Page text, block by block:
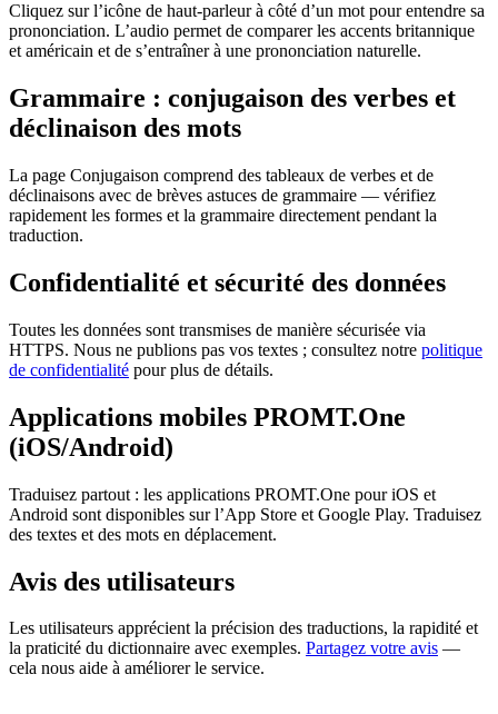
Cliquez sur l’icône de haut-parleur à côté d’un mot pour entendre sa
prononciation. L’audio permet de comparer les accents britannique
et américain et de s’entraîner à une prononciation naturelle.
Grammaire : conjugaison des verbes et
déclinaison des mots
La page Conjugaison comprend des tableaux de verbes et de
déclinaisons avec de brèves astuces de grammaire — vérifiez
rapidement les formes et la grammaire directement pendant la
traduction.
Confidentialité et sécurité des données
Toutes les données sont transmises de manière sécurisée via
HTTPS. Nous ne publions pas vos textes ; consultez notre politique
de confidentialité pour plus de détails.
Applications mobiles PROMT.One
(iOS/Android)
Traduisez partout : les applications PROMT.One pour iOS et
Android sont disponibles sur l’App Store et Google Play. Traduisez
des textes et des mots en déplacement.
Avis des utilisateurs
Les utilisateurs apprécient la précision des traductions, la rapidité et
la praticité du dictionnaire avec exemples. Partagez votre avis —
cela nous aide à améliorer le service.